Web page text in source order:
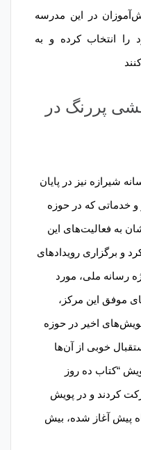
در این مدرسه
را انتخاب کرده و به
پررنگ در
شیرازه نیز در پایان
خدماتی که در حوزه
به فعالیت‌های این
کرد و برگزاری رویدادهای
رسانه ملی، مورد
موفق این مرکز،
اخیر در حوزه
خوبی از آن‌ها
“کتاب ده روز
نفر مشارکت کردند و در پویش
یک ماه پیش آغاز شده، بیش